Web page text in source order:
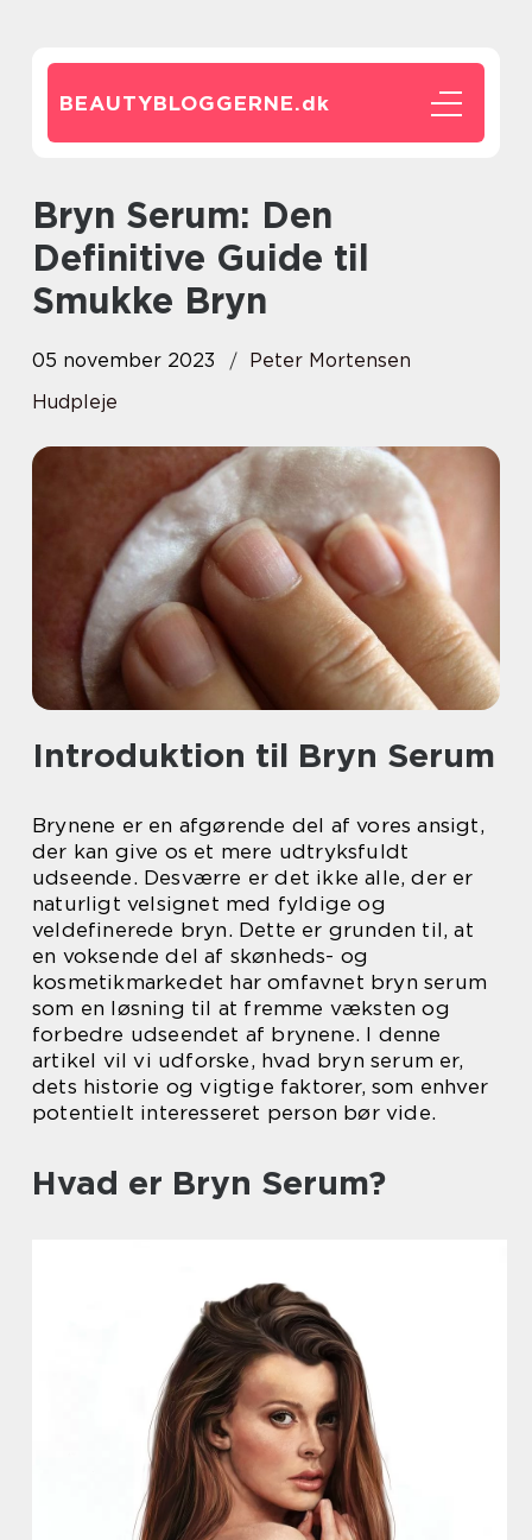
BEAUTYBLOGGERNE.dk
Bryn Serum: Den
Definitive Guide til
Smukke Bryn
05 november 2023
Peter Mortensen
Hudpleje
Introduktion til Bryn Serum
Brynene er en afgørende del af vores ansigt,
der kan give os et mere udtryksfuldt
udseende. Desværre er det ikke alle, der er
naturligt velsignet med fyldige og
veldefinerede bryn. Dette er grunden til, at
en voksende del af skønheds- og
kosmetikmarkedet har omfavnet bryn serum
som en løsning til at fremme væksten og
forbedre udseendet af brynene. I denne
artikel vil vi udforske, hvad bryn serum er,
dets historie og vigtige faktorer, som enhver
potentielt interesseret person bør vide.
Hvad er Bryn Serum?